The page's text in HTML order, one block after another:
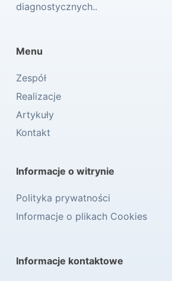
diagnostycznych..
Menu
Zespół
Realizacje
Artykuły
Kontakt
Informacje o witrynie
Polityka prywatności
Informacje o plikach Cookies
Informacje kontaktowe